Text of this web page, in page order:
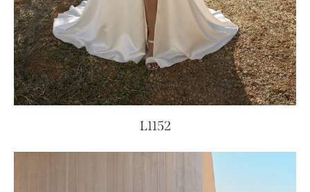
L1152